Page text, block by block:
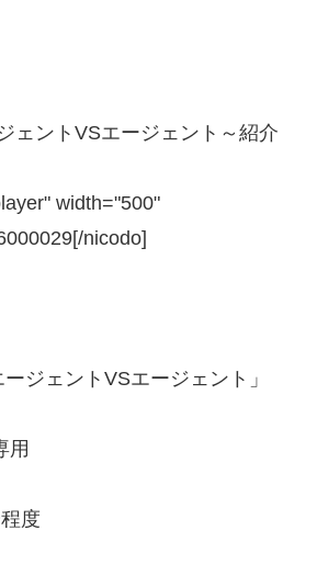
ェントVSエージェント～紹介
width="500"
nicodo]
ジェントVSエージェント」
度